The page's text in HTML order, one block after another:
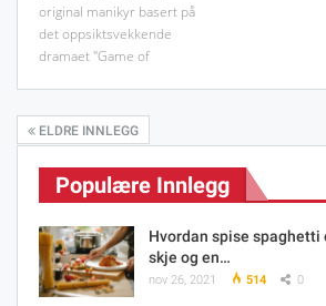
original manikyr basert på
det oppsiktsvekkende
dramaet "Game of
ELDRE INNLEGG
Populære Innlegg
Hvordan spise spaghetti
skje og en…
nov 26, 2021 514 0